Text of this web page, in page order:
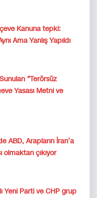
Kanuna tepki:
Ama Yanlış Yapıldı
“Terörsüz
Yasası Metni ve
ABD, Arapların İran’a
olmaktan çıkıyor
Yeni Parti ve CHP grup